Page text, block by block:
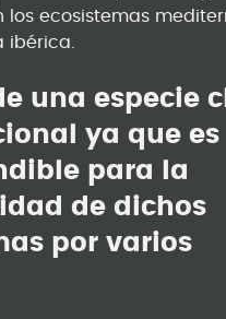
los ecosistemas
ibérica.
una especie
ya que es
para la
de dichos
por varios